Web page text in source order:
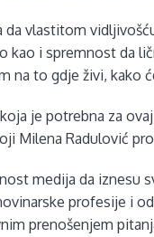
da vlastitom
kao i spremnost da
na to gdje živi, kako
je potrebna za
Milena Radulović
medija da iznesu
profesije i
prenošenjem